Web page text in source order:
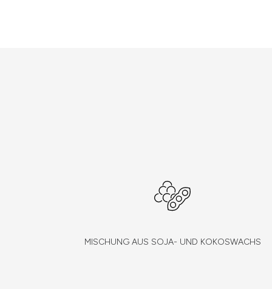
MISCHUNG AUS SOJA- UND KOKOSWACHS